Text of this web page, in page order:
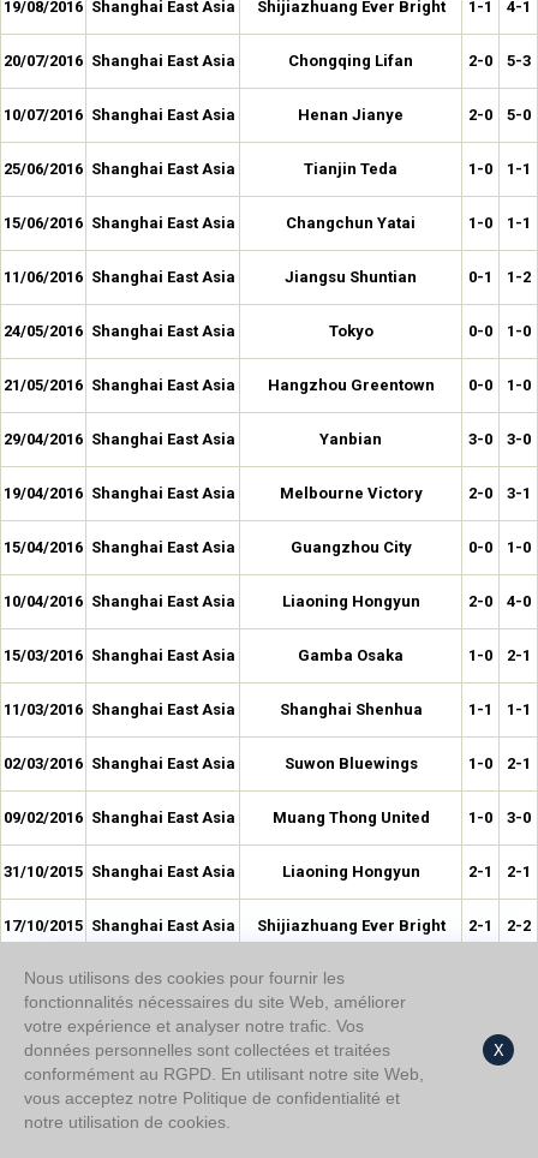
19/08/2016 Shanghai East Asia Shijiazhuang Ever Bright 1-1 4-1
20/07/2016 Shanghai East Asia Chongqing Lifan 2-0 5-3
10/07/2016 Shanghai East Asia Henan Jianye 2-0 5-0
25/06/2016 Shanghai East Asia Tianjin Teda 1-0 1-1
15/06/2016 Shanghai East Asia Changchun Yatai 1-0 1-1
11/06/2016 Shanghai East Asia Jiangsu Shuntian 0-1 1-2
24/05/2016 Shanghai East Asia Tokyo 0-0 1-0
21/05/2016 Shanghai East Asia Hangzhou Greentown 0-0 1-0
29/04/2016 Shanghai East Asia Yanbian 3-0 3-0
19/04/2016 Shanghai East Asia Melbourne Victory 2-0 3-1
15/04/2016 Shanghai East Asia Guangzhou City 0-0 1-0
10/04/2016 Shanghai East Asia Liaoning Hongyun 2-0 4-0
15/03/2016 Shanghai East Asia Gamba Osaka 1-0 2-1
11/03/2016 Shanghai East Asia Shanghai Shenhua 1-1 1-1
02/03/2016 Shanghai East Asia Suwon Bluewings 1-0 2-1
09/02/2016 Shanghai East Asia Muang Thong United 1-0 3-0
31/10/2015 Shanghai East Asia Liaoning Hongyun 2-1 2-1
17/10/2015 Shanghai East Asia Shijiazhuang Ever Bright 2-1 2-2
19/09/2015 Shanghai East Asia Shaanxi Chanba
12/09/2015 Shanghai East Asia Guangzhou 0-1 0-3
Shanghai East Asia Hangzhou Greentown
Nous utilisons des cookies pour fournir les
fonctionnalités nécessaires du site Web, améliorer
votre expérience et analyser notre trafic. Vos
données personnelles sont collectées et traitées
conformément au RGPD. En utilisant notre site Web,
vous acceptez notre Politique de confidentialité et
notre utilisation de cookies.
X